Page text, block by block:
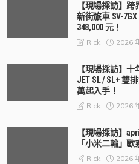
【現場採訪】
新街旅車 SV-
348,000 元！
Rick 2026
【現場採訪】十
JET SL / SL+ 雙
萬起入手！
Rick 2026
【現場採訪】
「小米二輪」歐
Rick 2026